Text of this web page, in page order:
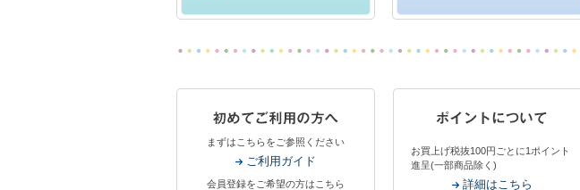
まずはこちらをご参照ください
ご利用ガイド
会員登録をご希望の方はこちら
お買上げ税抜100円ごとに1ポイント
進呈(一部商品除く)
詳細はこちら